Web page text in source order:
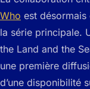
Who est
la série principale.
the Land and the
une première
d’une disponibilité